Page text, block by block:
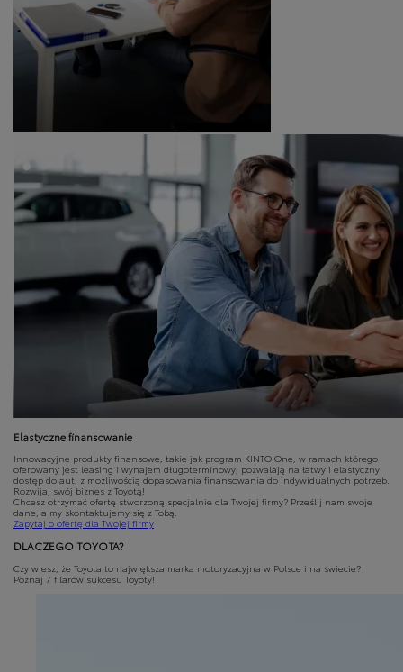
Elastyczne finansowanie
Innowacyjne produkty finansowe, takie jak program KINTO One, w ramach którego
oferowany jest leasing i wynajem długoterminowy, pozwalają na łatwy i elastyczny
dostęp do aut, z możliwością dopasowania finansowania do indywidualnych potrzeb.
Rozwijaj swój biznes z Toyotą!
Chcesz otrzymać ofertę stworzoną specjalnie dla Twojej firmy? Prześlij nam swoje
dane, a my skontaktujemy się z Tobą.
Zapytaj o ofertę dla Twojej firmy
DLACZEGO TOYOTA?
Czy wiesz, że Toyota to największa marka motoryzacyjna w Polsce i na świecie?
Poznaj 7 filarów sukcesu Toyoty!